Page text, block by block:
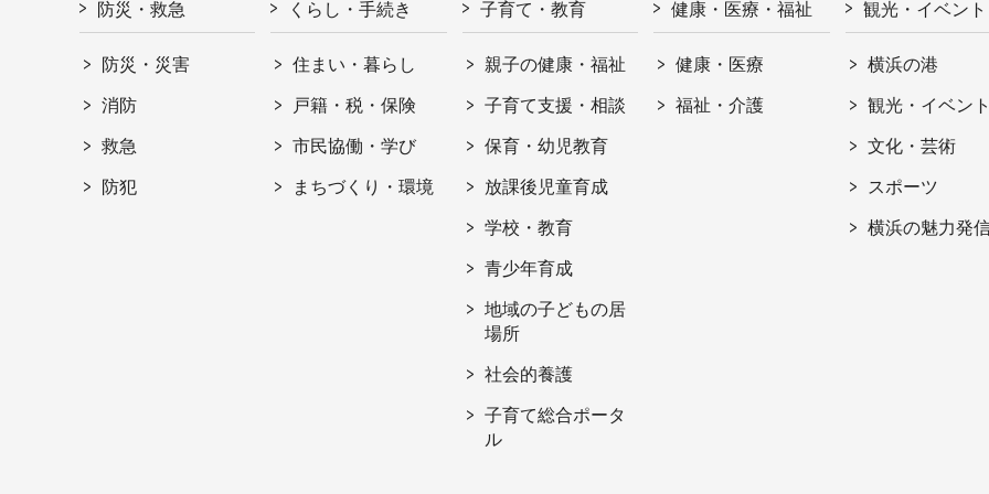
防災・救急
防災・災害
消防
救急
防犯
くらし・手続き
住まい・暮らし
戸籍・税・保険
市民協働・学び
まちづくり・環境
子育て・教育
親子の健康・福祉
子育て支援・相談
保育・幼児教育
放課後児童育成
学校・教育
青少年育成
地域の子どもの居
場所
社会的養護
子育て総合ポータ
ル
健康・医療・福祉
健康・医療
福祉・介護
観光・イベント
横浜の港
観光・イベン
文化・芸術
スポーツ
横浜の魅力発